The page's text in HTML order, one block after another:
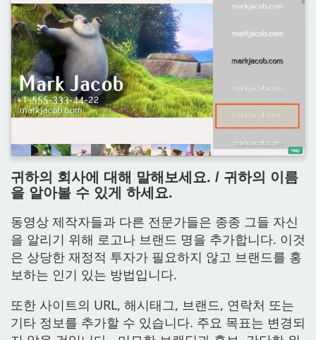
귀하의 회사에 대해 말해보세요. / 귀하의 이름
을 알아볼 수 있게 하세요.
동영상 제작자들과 다른 전문가들은 종종 그들 자신
을 알리기 위해 로고나 브랜드 명을 추가합니다. 이것
은 상당한 재정적 투자가 필요하지 않고 브랜드를 홍
보하는 인기 있는 방법입니다.
또한 사이트의 URL, 해시태그, 브랜드, 연락처 또는
기타 정보를 추가할 수 있습니다. 주요 목표는 변경되